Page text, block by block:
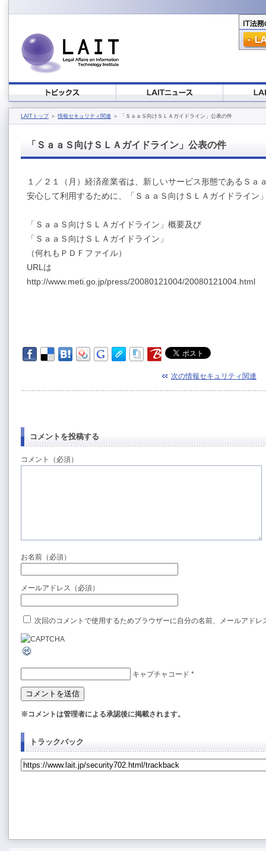
LAITトップ＞ 情報セキュリティ関連 ＞ 「ＳａａＳ向けＳＬＡガイドライン」公表の件
「ＳａａＳ向けＳＬＡガイドライン」公表の件
１／２１（月）経済産業省は、新しいサービス形態であるＳａ
安心して利用するために、「ＳａａＳ向けＳＬＡガイドライン
「ＳａａＳ向けＳＬＡガイドライン」概要及び
「ＳａａＳ向けＳＬＡガイドライン」
（何れもＰＤＦファイル）
URLは
http://www.meti.go.jp/press/20080121004/20080121004.html
次の情報セキュリティ関連
コメントを投稿する
コメント（必須）
お名前（必須）
メールアドレス（必須）
次回のコメントで使用するためブラウザーに自分の名前、メールアドレ
キャプチャコード *
※コメントは管理者による承認後に掲載されます。
トラックバック